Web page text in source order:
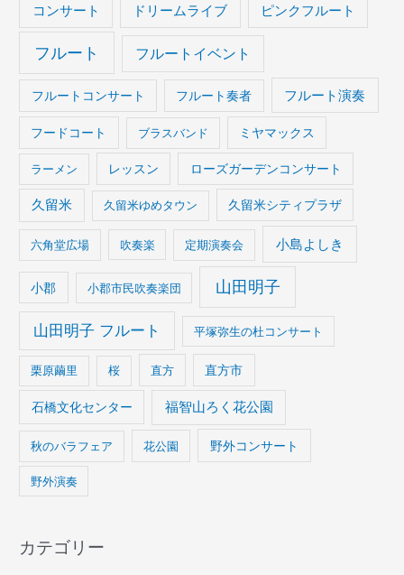
コンサート ドリームライブ ピンクフルート
フルート フルートイベント
フルートコンサート フルート奏者 フルート演奏
フードコート ブラスバンド ミヤマックス
ラーメン レッスン ローズガーデンコンサート
久留米 久留米ゆめタウン 久留米シティプラザ
六角堂広場 吹奏楽 定期演奏会 小島よしき
小郡 小郡市民吹奏楽団 山田明子
山田明子 フルート 平塚弥生の杜コンサート
栗原繭里 桜 直方 直方市
石橋文化センター 福智山ろく花公園
秋のバラフェア 花公園 野外コンサート
野外演奏
カテゴリー